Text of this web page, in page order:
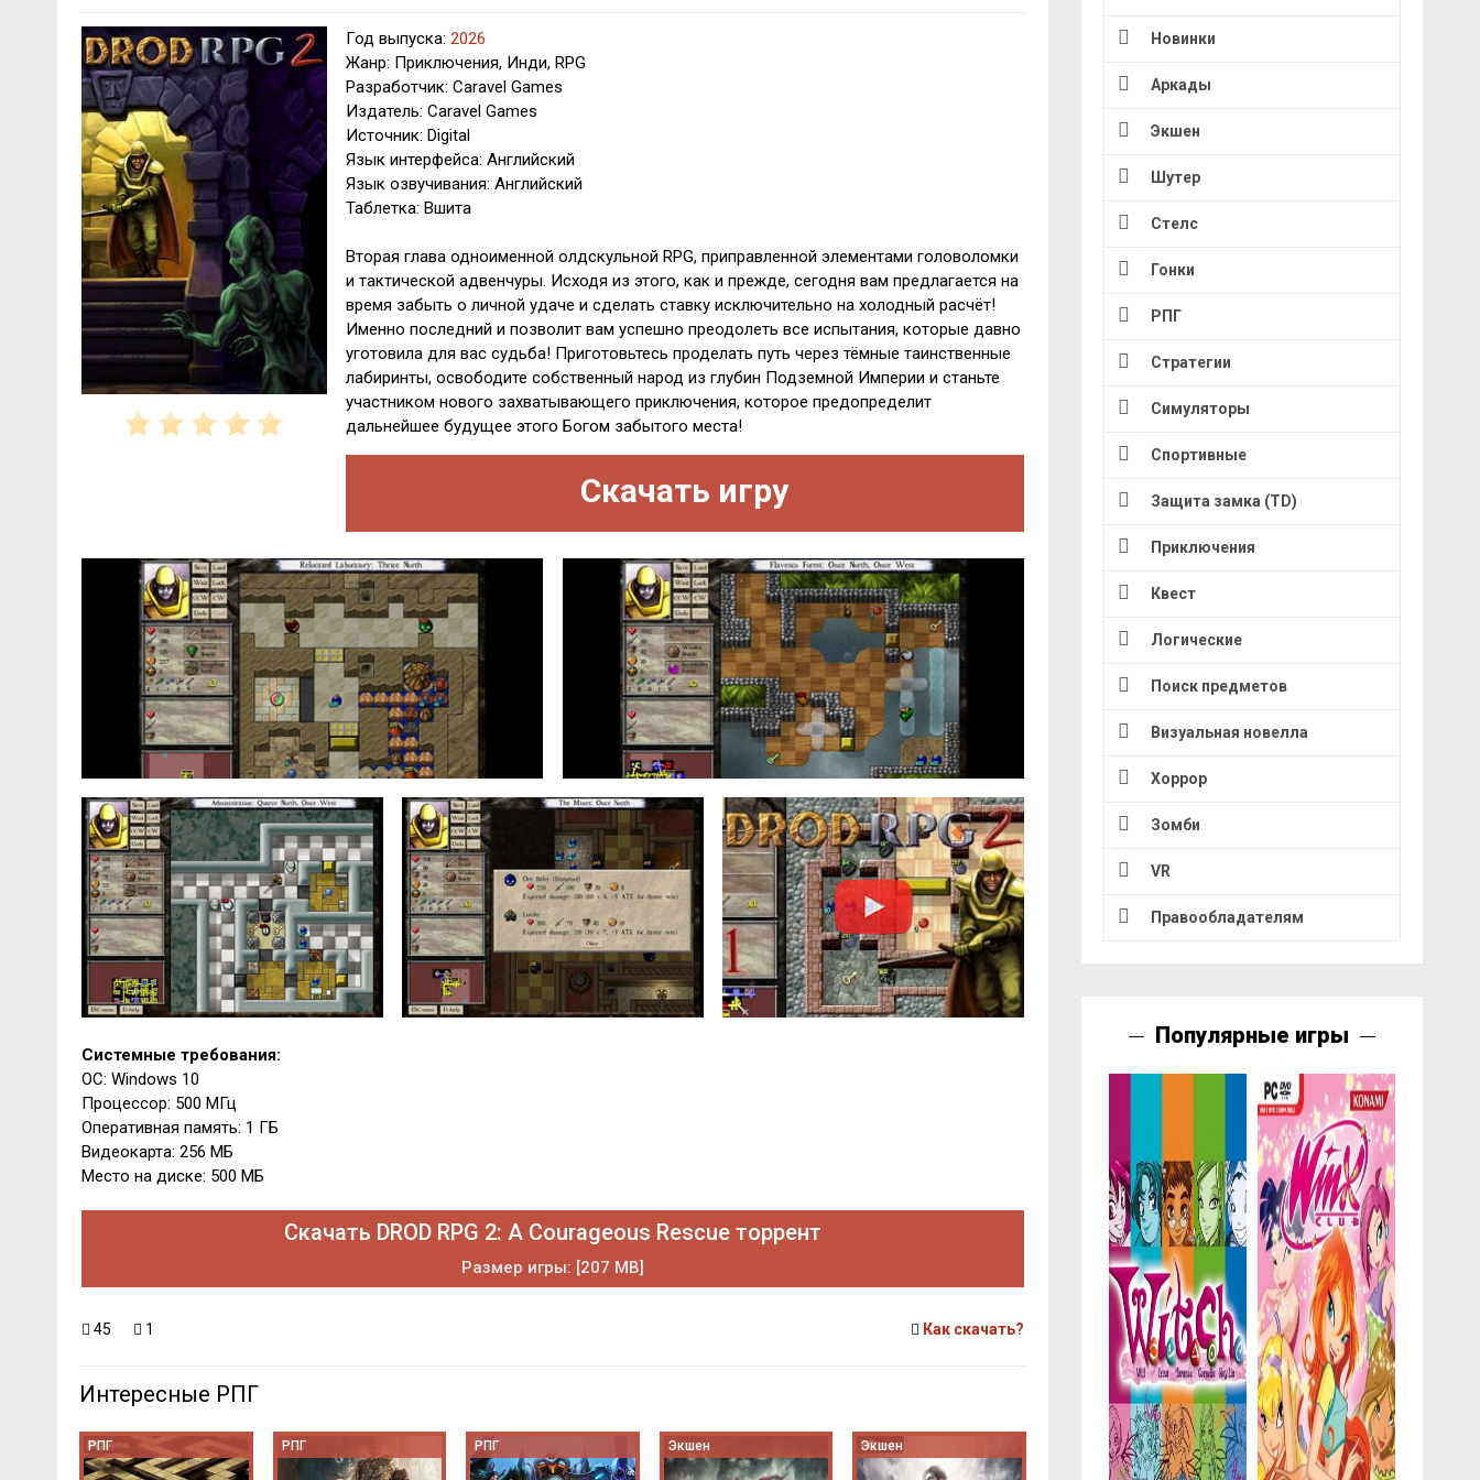
Год выпуска: 2026
Жанр: Приключения, Инди, RPG
Разработчик: Caravel Games
Издатель: Caravel Games
Источник: Digital
Язык интерфейса: Английский
Язык озвучивания: Английский
Таблетка: Вшита
Вторая глава одноименной олдскульной RPG, приправленной элементами головоломки
и тактической адвенчуры. Исходя из этого, как и прежде, сегодня вам предлагается на
время забыть о личной удаче и сделать ставку исключительно на холодный расчёт!
Именно последний и позволит вам успешно преодолеть все испытания, которые давно
уготовила для вас судьба! Приготовьтесь проделать путь через тёмные таинственные
лабиринты, освободите собственный народ из глубин Подземной Империи и станьте
участником нового захватывающего приключения, которое предопределит
дальнейшее будущее этого Богом забытого места!
Скачать игру
Системные требования:
ОС: Windows 10
Процессор: 500 МГц
Оперативная память: 1 ГБ
Видеокарта: 256 МБ
Место на диске: 500 МБ
Скачать DROD RPG 2: A Courageous Rescue торрент
Размер игры: [207 MB]
45 1 Как скачать?
Интересные РПГ
РПГ РПГ РПГ Экшен Экшен
Новинки
Аркады
Экшен
Шутер
Стелс
Гонки
РПГ
Стратегии
Симуляторы
Спортивные
Защита замка (TD)
Приключения
Квест
Логические
Поиск предметов
Визуальная новелла
Хоррор
Зомби
VR
Правообладателям
Популярные игры